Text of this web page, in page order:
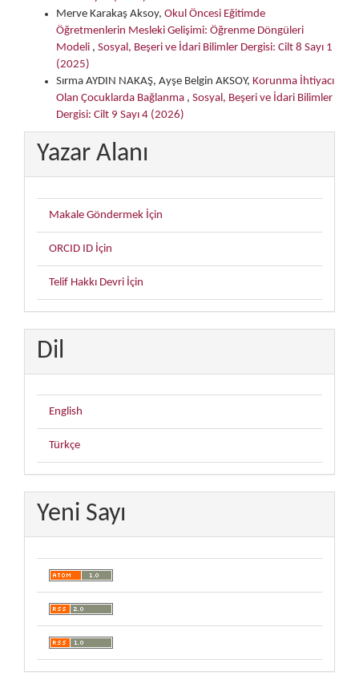
Merve Karakaş Aksoy, Okul Öncesi Eğitimde
Öğretmenlerin Mesleki Gelişimi: Öğrenme Döngüleri
Modeli , Sosyal, Beşeri ve İdari Bilimler Dergisi: Cilt 8 Sayı 1
(2025)
Sırma AYDIN NAKAŞ, Ayşe Belgin AKSOY, Korunma İhtiyacı
Olan Çocuklarda Bağlanma , Sosyal, Beşeri ve İdari Bilimler
Dergisi: Cilt 9 Sayı 4 (2026)
Yazar Alanı
Makale Göndermek İçin
ORCID ID İçin
Telif Hakkı Devri İçin
Dil
English
Türkçe
Yeni Sayı